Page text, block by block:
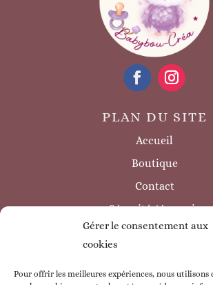
Gérer le consentement aux
cookies
Pour offrir les meilleures expériences, nous utilisons
PLAN DU SITE
Accueil
Boutique
Contact
Sécurité / à savoir
INFORMATIONS
Mentions légales
Politique de